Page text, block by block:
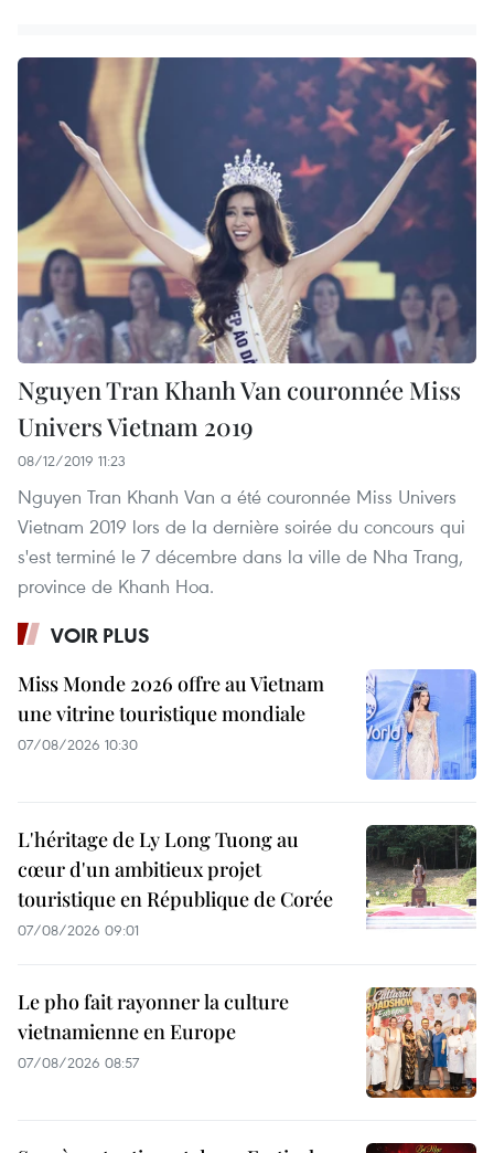
Nguyen Tran Khanh Van couronnée Miss
Univers Vietnam 2019
08/12/2019 11:23
Nguyen Tran Khanh Van a été couronnée Miss Univers
Vietnam 2019 lors de la dernière soirée du concours qui
s'est terminé le 7 décembre dans la ville de Nha Trang,
province de Khanh Hoa.
VOIR PLUS
Miss Monde 2026 offre au Vietnam
une vitrine touristique mondiale
07/08/2026 10:30
L'héritage de Ly Long Tuong au
cœur d'un ambitieux projet
touristique en République de Corée
07/08/2026 09:01
Le pho fait rayonner la culture
vietnamienne en Europe
07/08/2026 08:57